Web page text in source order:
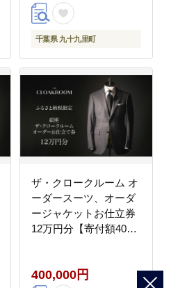
ト チケット 高級 お祝
い 高級スーツ オーダー
メイド 記念日
千葉県 九十九里町
ザ・クロークルーム オ
ーダースーツ、オーダ
ージャケットお仕立券
12万円分【寄付額40万
服 ビジネス 贈答 ギフ
400,000円